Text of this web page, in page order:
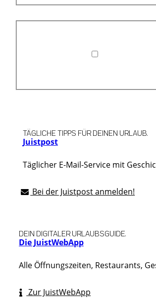
Juistpost
TÄGLICHE TIPPS FÜR DEINEN URLAUB.
Täglicher E-Mail-Service mit
Bei der Juistpost anmelden!
Die JuistWebApp
DEIN DIGITALER URLAUBSGUIDE.
Alle Öffnungszeiten, Restaurants,
Zur JuistWebApp